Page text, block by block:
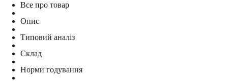
Все про товар
Опис
Типовий аналіз
Склад
Норми годування